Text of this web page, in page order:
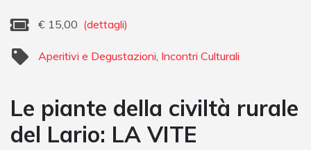
€ 15,00 (dettagli)
Aperitivi e Degustazioni Incontri Culturali
Le piante della civiltà rurale
del Lario: LA VITE